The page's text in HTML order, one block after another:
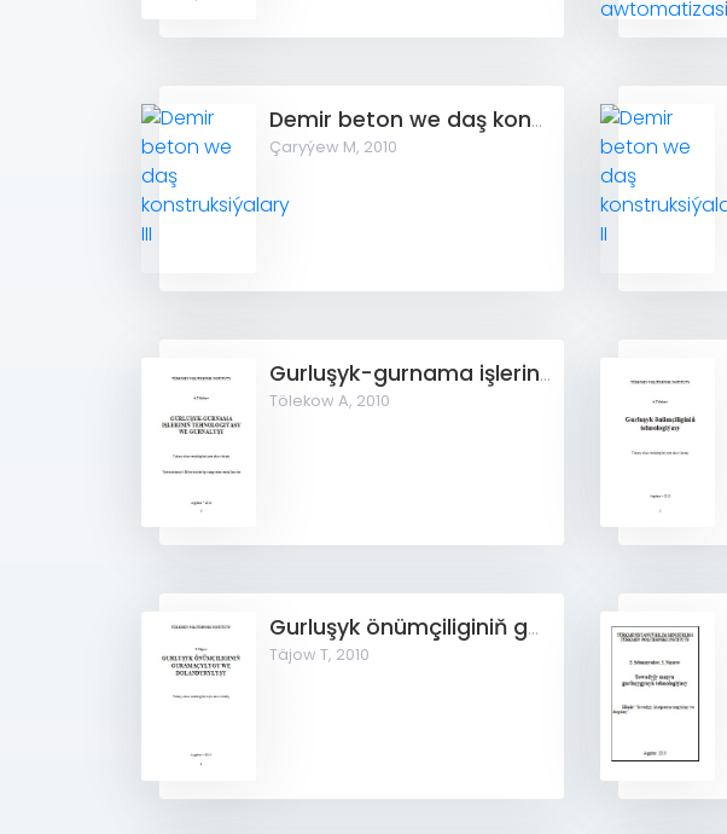
Demir beton we daş konstruksiýalary III
Çaryýew M, 2010
Gurluşyk-gurnama işleriniň tehnologiýasy we gurnalyşy
Tölekow A, 2010
Gurluşyk önümçiliginiň guramaçylygy we dolandyrylyşy
Täjow T, 2010